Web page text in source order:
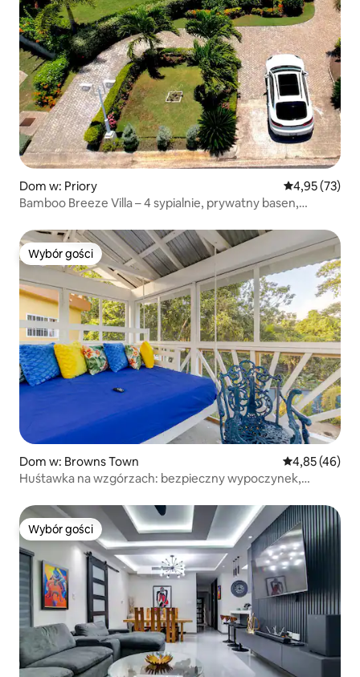
Dom w: Priory Średnia
4,95 (73)
Bamboo Breeze Villa – 4 sypialnie, prywatny basen,
Wybór gości
Wybór gości
Dom w: Browns Town Średnia
4,85 (46)
Huśtawka na wzgórzach: bezpieczny wypoczynek,
Wybór gości
Wybór gości